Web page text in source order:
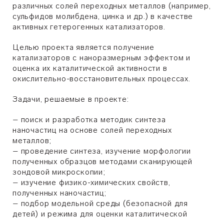
различных солей переходных металлов (например,
сульфидов молибдена, цинка и др.) в качестве
активных гетерогенных катализаторов.
Целью проекта является получение
катализаторов с наноразмерным эффектом и
оценка их каталитической активности в
окислительно-восстановительных процессах.
Задачи, решаемые в проекте:
– поиск и разработка методик синтеза
наночастиц на основе солей переходных
металлов;
– проведение синтеза, изучение морфологии
полученных образцов методами сканирующей
зондовой микроскопии;
– изучение физико-химических свойств,
полученных наночастиц;
– подбор модельной среды (безопасной для
детей) и режима для оценки каталитической